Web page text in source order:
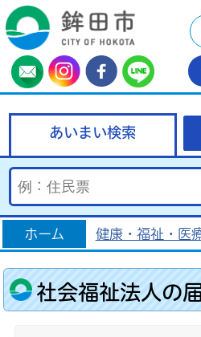
あいまい検索
ホーム 健康・福祉・医
社会福祉法人の